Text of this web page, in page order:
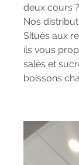
deux cours ?
Nos
Situés aux
ils vous
salés et
boissons